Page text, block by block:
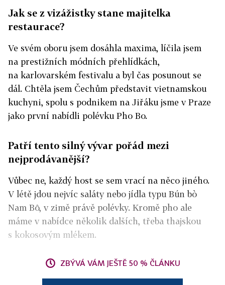
Jak se z vizážistky stane majitelka
restaurace?
Ve svém oboru jsem dosáhla maxima, líčila jsem
na prestižních módních přehlídkách,
na karlovarském festivalu a byl čas posunout se
dál. Chtěla jsem Čechům představit vietnamskou
kuchyni, spolu s podnikem na Jiřáku jsme v Praze
jako první nabídli polévku Pho Bo.
Patří tento silný vývar pořád mezi
nejprodávanější?
Vůbec ne, každý host se sem vrací na něco jiného.
V létě jdou nejvíc saláty nebo jídla typu Bún bò
Nam Bô, v zimě právě polévky. Kromě pho ale
máme v nabídce několik dalších, třeba thajskou
s kokosovým mlékem.
ZBÝVÁ VÁM JEŠTĚ 50 % ČLÁNKU